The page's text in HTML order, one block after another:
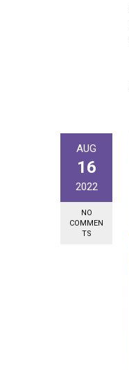
AUG
16
2022
NO
COMMEN
TS